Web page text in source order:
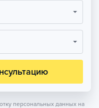
персональных данных на